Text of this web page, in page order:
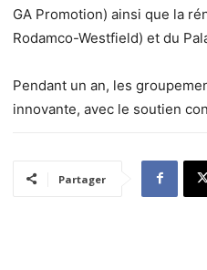
GA Promotion) ainsi que la
Rodamco-Westfield) et du
Pendant un an, les
innovante, avec le soutien
Partager